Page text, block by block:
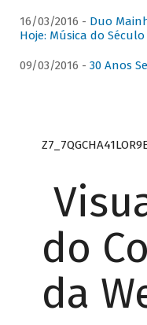
16/03/2016 - Duo
Hoje: Música do
09/03/2016 - 30 Anos
do
da